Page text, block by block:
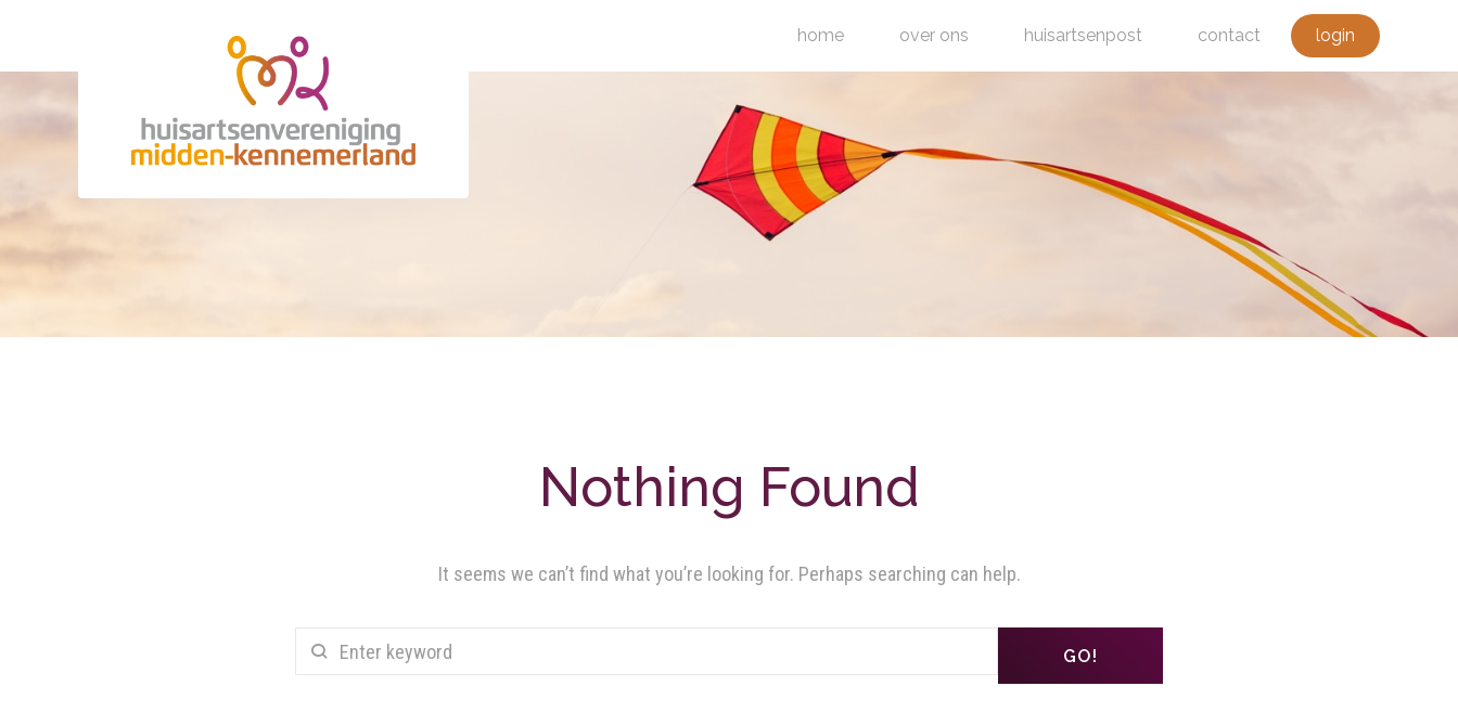
home over ons huisartsenpost contact login
Nothing Found
It seems we can’t find what you’re looking for. Perhaps searching can help.
GO!